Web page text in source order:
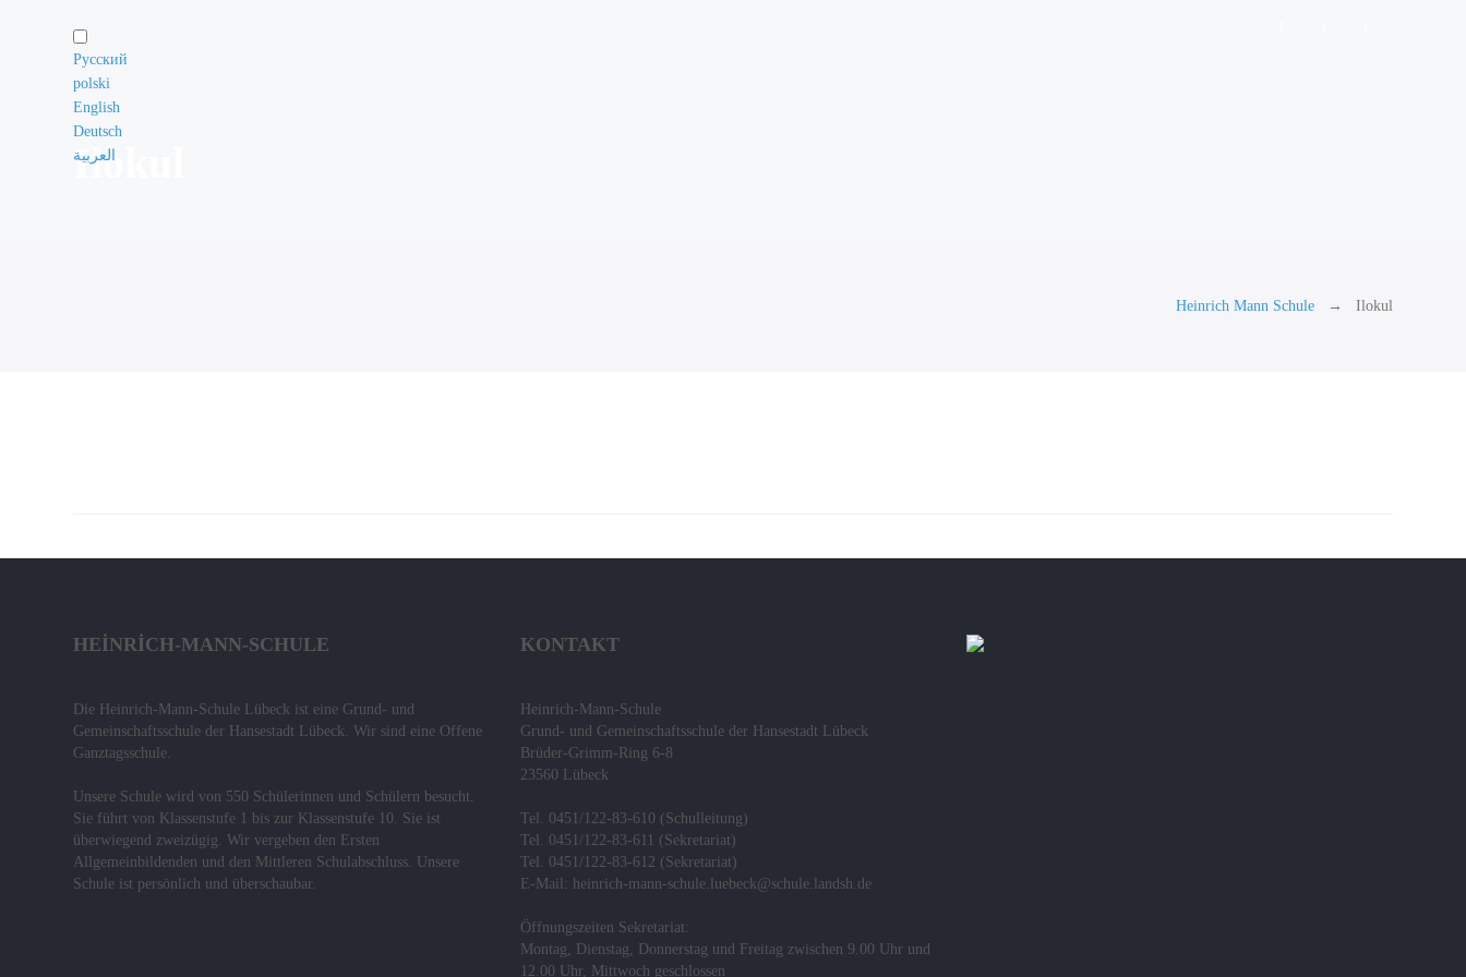
Русский
polski
English
Deutsch
العربية
Ilokul
Heinrich Mann Schule Ilokul
HEINRICH-MANN-SCHULE
Die Heinrich-Mann-Schule Lübeck ist eine Grund- und
Gemeinschaftsschule der Hansestadt Lübeck. Wir sind eine Offene
Ganztagsschule.
Unsere Schule wird von 550 Schülerinnen und Schülern besucht.
Sie führt von Klassenstufe 1 bis zur Klassenstufe 10. Sie ist
überwiegend zweizügig. Wir vergeben den Ersten
Allgemeinbildenden und den Mittleren Schulabschluss. Unsere
Schule ist persönlich und überschaubar.
KONTAKT
Heinrich-Mann-Schule
Grund- und Gemeinschaftsschule der Hansestadt Lübeck
Brüder-Grimm-Ring 6-8
23560 Lübeck
Tel. 0451/122-83-610 (Schulleitung)
Tel. 0451/122-83-611 (Sekretariat)
Tel. 0451/122-83-612 (Sekretariat)
E-Mail: heinrich-mann-schule.luebeck@schule.landsh.de
Öffnungszeiten Sekretariat:
Montag, Dienstag, Donnerstag und Freitag zwischen 9.00 Uhr und
12.00 Uhr, Mittwoch geschlossen